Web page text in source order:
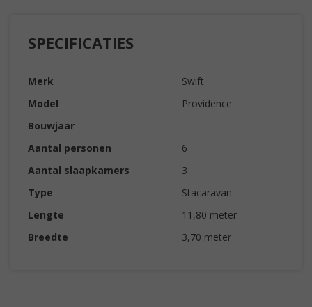
SPECIFICATIES
Merk
Swift
Model
Providence
Bouwjaar
Aantal personen
6
Aantal slaapkamers
3
Type
Stacaravan
Lengte
11,80 meter
Breedte
3,70 meter